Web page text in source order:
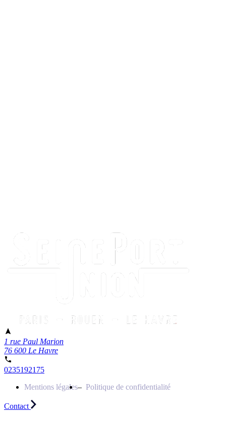
1 rue Paul Marion
76 600 Le Havre
0235192175
Mentions légales
Politique de confidentialité
Contact